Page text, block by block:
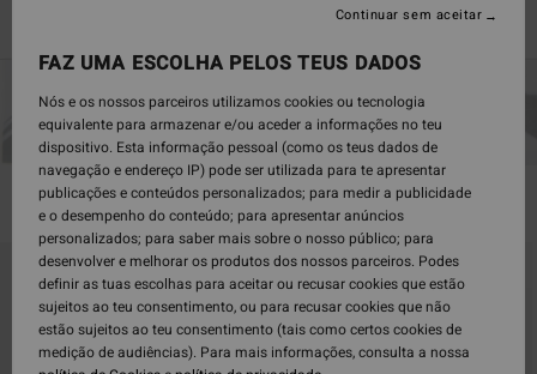
Billabong Von Zipper
Filtrar e Ordenar
Avançar
procurar
critérios
filtragem
Avançar
ordenar
FAZ UMA ESCOLHA PELOS TEUS DADOS
Nós e os nossos parceiros utilizamos cookies ou tecnologia
equivalente para armazenar e/ou aceder a informações no teu
dispositivo. Esta informação pessoal (como os teus dados de
navegação e endereço IP) pode ser utilizada para te apresentar
publicações e conteúdos personalizados; para medir a publicidade
e o desempenho do conteúdo; para apresentar anúncios
personalizados; para saber mais sobre o nosso público; para
desenvolver e melhorar os produtos dos nossos parceiros. Podes
definir as tuas escolhas para aceitar ou recusar cookies que estão
sujeitos ao teu consentimento, ou para recusar cookies que não
estão sujeitos ao teu consentimento (tais como certos cookies de
medição de audiências). Para mais informações, consulta a nossa
Continuar sem aceitar